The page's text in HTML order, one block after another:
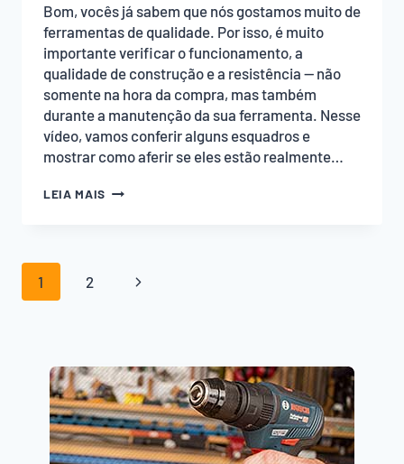
Bom, vocês já sabem que nós gostamos muito de
ferramentas de qualidade. Por isso, é muito
importante verificar o funcionamento, a
qualidade de construção e a resistência — não
somente na hora da compra, mas também
durante a manutenção da sua ferramenta. Nesse
vídeo, vamos conferir alguns esquadros e
mostrar como aferir se eles estão realmente…
LEIA MAIS O
ESQUADRO?
Navegação
da
1 2
Página